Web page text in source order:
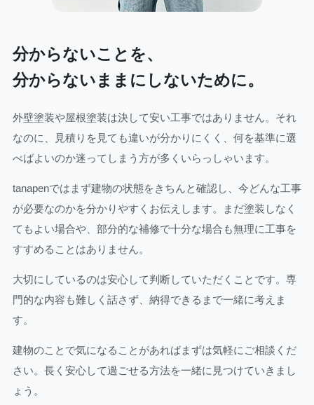
分からないことを、
分からないままにしないために。
外壁塗装や屋根塗装は決して安い工事ではありません。それ
なのに、見積りを見ても違いが分かりにくく、何を基準に選
べばよいのか迷ってしまう方が多くいらっしゃいます。
tanapenではまず建物の状態をきちんと確認し、今どんな工事
が必要なのかを分かりやすくお伝えします。まだ塗装しなく
てもよい場合や、部分的な補修で十分な場合も無理に工事を
すすめることはありません。
大切にしているのは安心して判断していただくことです。専
門的な内容も難しく話さず、納得できるまで一緒に考えま
す。
建物のことで気になることがあればまずは気軽にご相談くだ
さい。長く安心して過ごせる方法を一緒に見つけていきまし
ょう。